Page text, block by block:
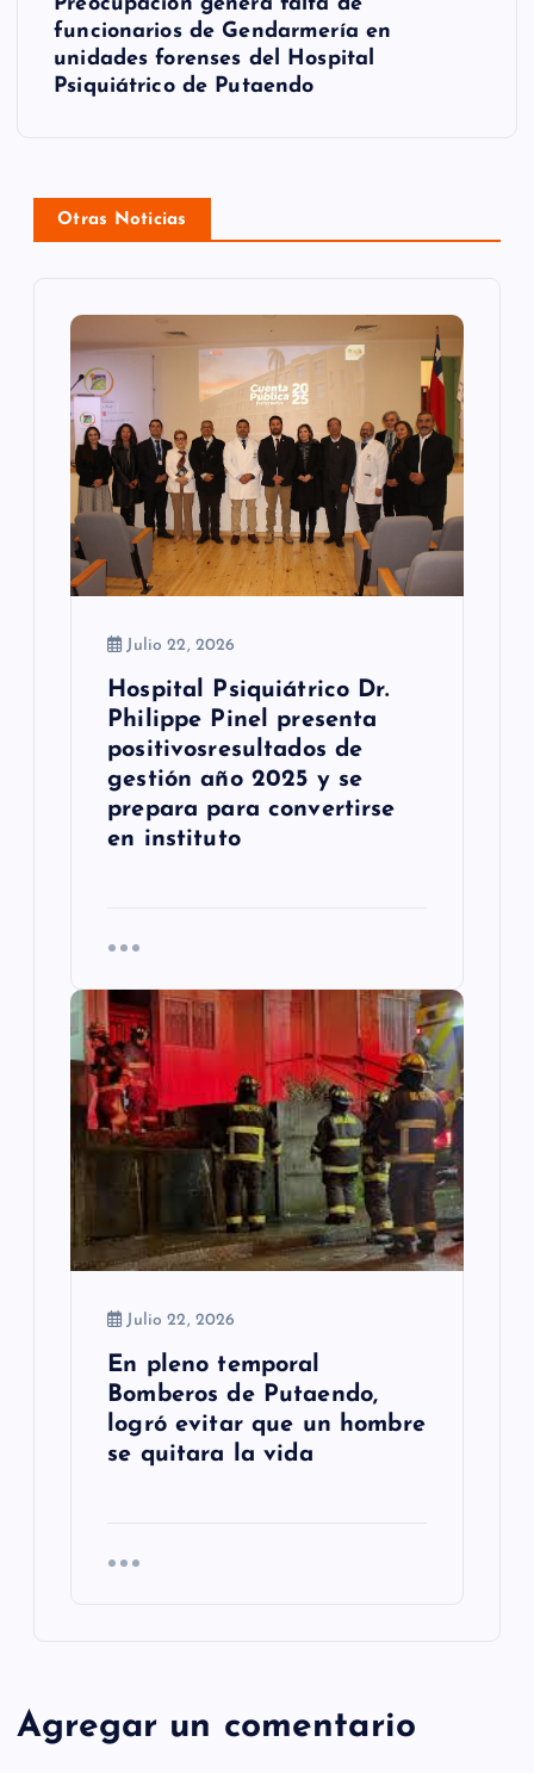
n
d
funcionarios de Gendarmería en
unidades forenses del Hospital
Psiquiátrico de Putaendo
Otras Noticias
Julio 22, 2026
Hospital Psiquiátrico Dr.
Philippe Pinel presenta
positivosresultados de
gestión año 2025 y se
prepara para convertirse
en instituto
Julio 22, 2026
En pleno temporal
Bomberos de Putaendo,
logró evitar que un hombre
se quitara la vida
Agregar un comentario